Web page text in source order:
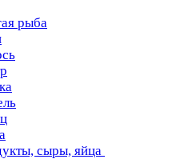
рыба
сыры, яйца